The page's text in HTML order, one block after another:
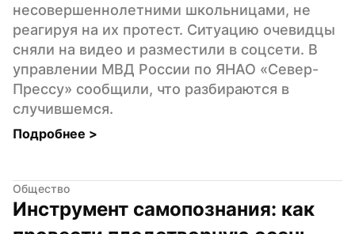
несовершеннолетними школьницами, не
реагируя на их протест. Ситуацию очевидцы
сняли на видео и разместили в соцсети. В
управлении МВД России по ЯНАО «Север-
Прессу» сообщили, что разбираются в
случившемся.
Подробнее >
Общество
Инструмент самопознания: как